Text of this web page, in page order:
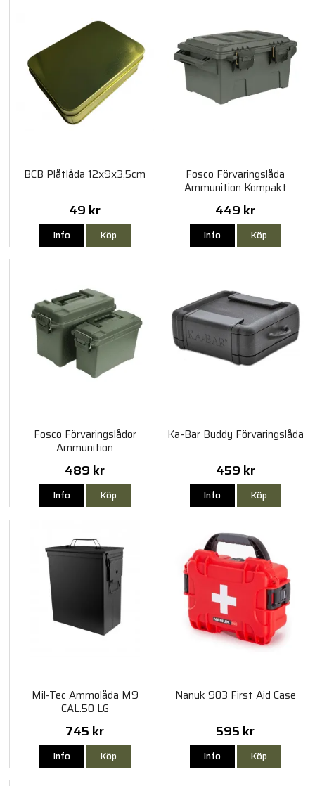
BCB Plåtlåda 12x9x3,5cm
49 kr
Info Köp
Fosco Förvaringslåda
Ammunition Kompakt
449 kr
Info Köp
Fosco Förvaringslådor
Ammunition
489 kr
Info Köp
Ka-Bar Buddy Förvaringslåda
459 kr
Info Köp
Mil-Tec Ammolåda M9
CAL.50 LG
745 kr
Info Köp
Nanuk 903 First Aid Case
595 kr
Info Köp